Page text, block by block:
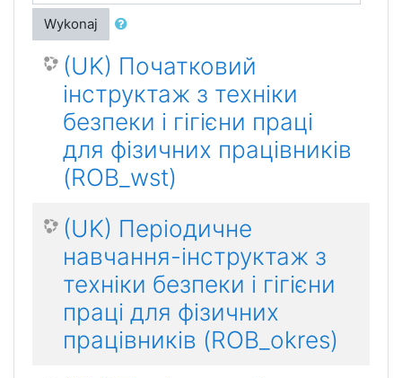
Wykonaj
(UK) Початковий
інструктаж з техніки
безпеки і гігієни праці
для фізичних працівників
(ROB_wst)
(UK) Періодичне
навчання-інструктаж з
техніки безпеки і гігієни
праці для фізичних
працівників (ROB_okres)